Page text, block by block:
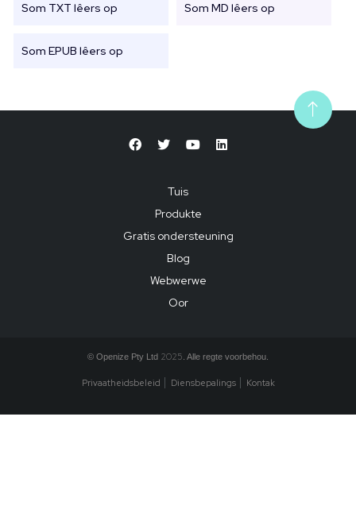
Som TXT lêers op Som MD lêers op
Som EPUB lêers op
Tuis
Produkte
Gratis ondersteuning
Blog
Webwerwe
Oor
© Openize Pty Ltd 2025 . Alle regte voorbehou.
Privaatheidsbeleid Diensbepalings Kontak